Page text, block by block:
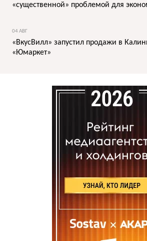
«существенной» проблемой для
04 АВГ
«ВкусВилл» запустил продажи в
«Юмаркет»